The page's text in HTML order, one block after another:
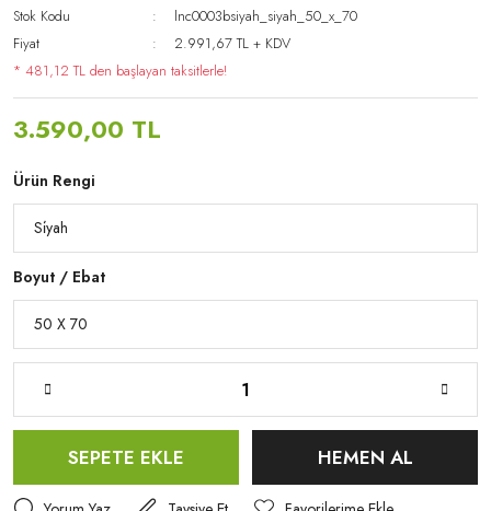
Stok Kodu
lnc0003bsiyah_siyah_50_x_70
Fiyat
2.991,67 TL + KDV
* 481,12 TL den başlayan taksitlerle!
3.590,00 TL
Ürün Rengi
Boyut / Ebat
SEPETE EKLE HEMEN AL